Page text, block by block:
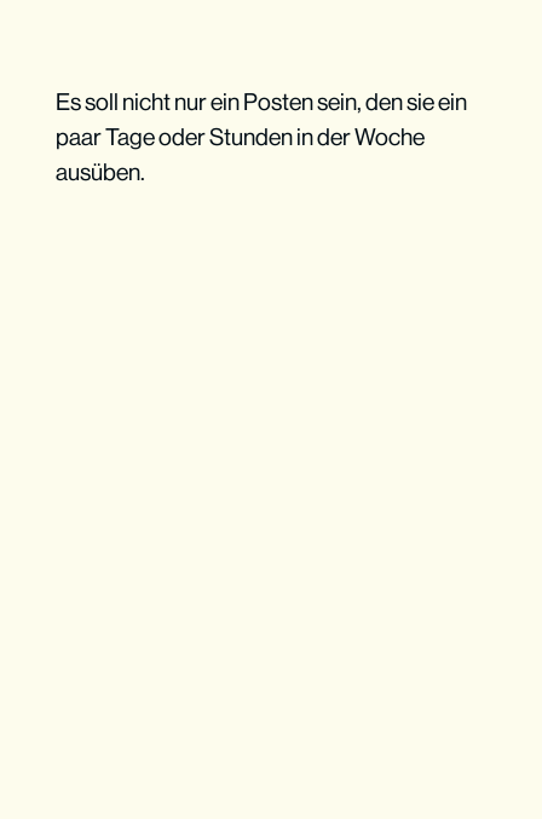
Es soll nicht nur ein Posten sein, den sie ein
paar Tage oder Stunden in der Woche
ausüben.